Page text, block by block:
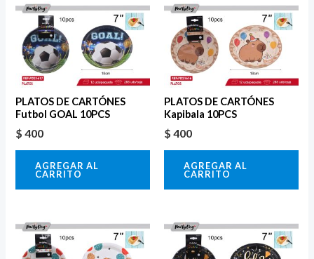
PLATOS DE CARTÓNES
Futbol GOAL 10PCS
$ 400
AGREGAR AL
CARRITO
PLATOS DE CARTÓNES
Kapibala 10PCS
$ 400
AGREGAR AL
CARRITO